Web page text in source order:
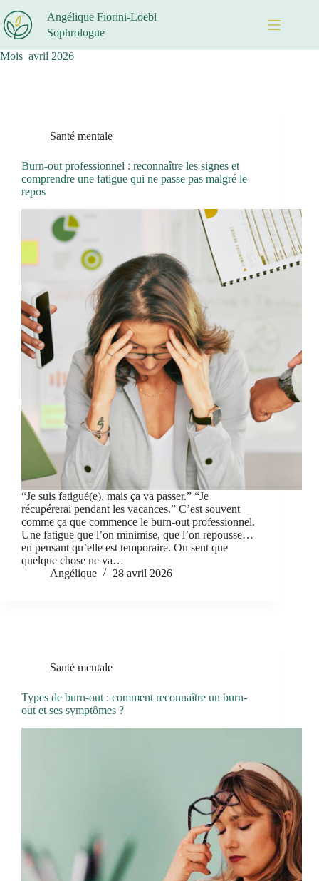
au
contenu
Angélique Fiorini-Loebl
Sophrologue
Mois avril 2026
Santé mentale
Burn-out professionnel : reconnaître les signes et
comprendre une fatigue qui ne passe pas malgré le
repos
“Je suis fatigué(e), mais ça va passer.” “Je
récupérerai pendant les vacances.” C’est souvent
comme ça que commence le burn-out professionnel.
Une fatigue que l’on minimise, que l’on repousse…
en pensant qu’elle est temporaire. On sent que
quelque chose ne va…
Angélique
28 avril 2026
Santé mentale
Types de burn-out : comment reconnaître un burn-
out et ses symptômes ?